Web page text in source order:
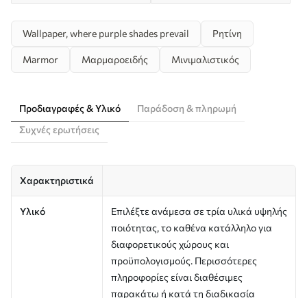
Wallpaper, where purple shades prevail Ρητίνη
Marmor Μαρμαροειδής Μινιμαλιστικός
Προδιαγραφές & Υλικό
Παράδοση & πληρωμή
Συχνές ερωτήσεις
Χαρακτηριστικά
Υλικό
Επιλέξτε ανάμεσα σε τρία υλικά υψηλής
ποιότητας, το καθένα κατάλληλο για
διαφορετικούς χώρους και
προϋπολογισμούς. Περισσότερες
πληροφορίες είναι διαθέσιμες
παρακάτω ή κατά τη διαδικασία